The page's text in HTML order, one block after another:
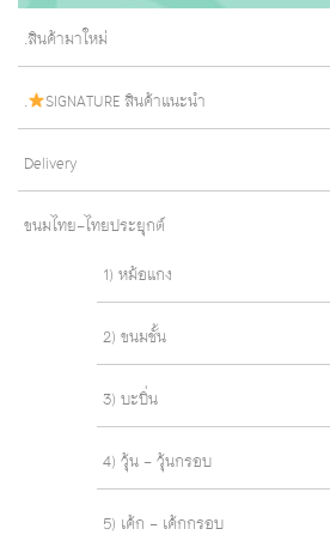
.สินค้ามาใหม่
. SIGNATURE สินค้าแนะนำ
Delivery
ขนมไทย-ไทยประยุกต์
1) หม้อแกง
2) ขนมชั้น
3) บะบิ่น
4) วุ้น - วุ้นกรอบ
5) เค้ก - เค้กกรอบ